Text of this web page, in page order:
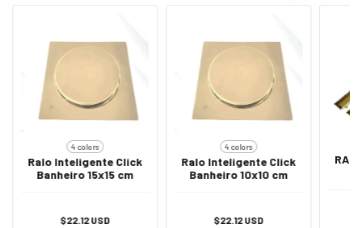
4 colors
Ralo Inteligente Click
Banheiro 15x15 cm
$22.12 USD
4 colors
Ralo Inteligente Click
Banheiro 10x10 cm
$22.12 USD